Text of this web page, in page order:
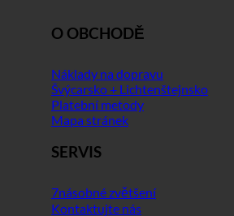
O OBCHODĚ
Náklady na dopravu
Švýcarsko + Lichtenštejnsko
Platební metody
Mapa stránek
SERVIS
7násobné zvětšení
Kontaktujte nás